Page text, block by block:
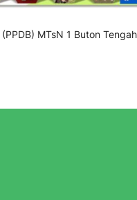
MTsN 1 Buton